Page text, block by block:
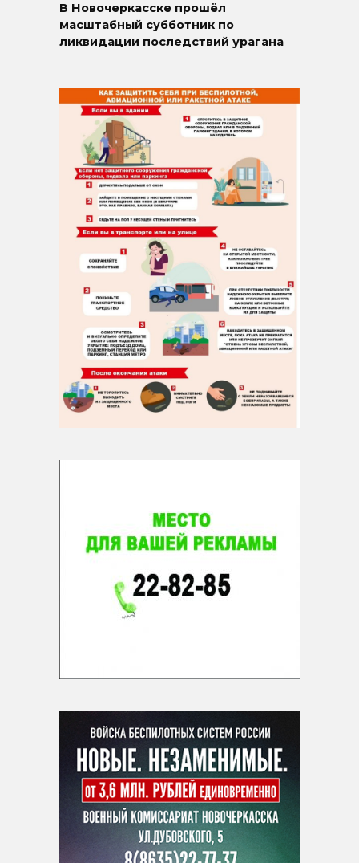
В Новочеркасске прошёл
масштабный субботник по
ликвидации последствий урагана